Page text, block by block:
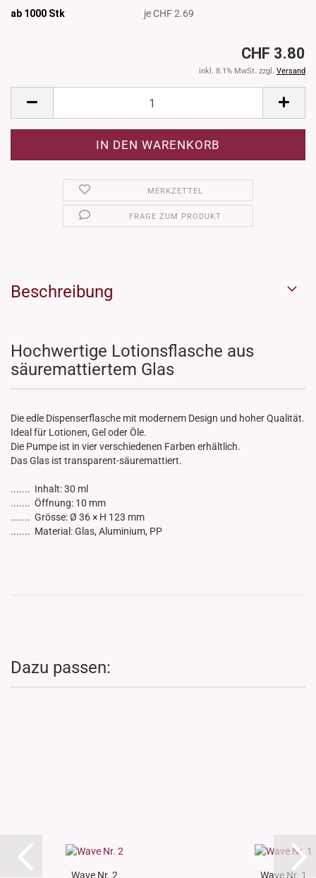
ab 1000 Stk je CHF 2.69
CHF 3.80
inkl. 8.1% MwSt. zzgl. Versand
MERKZETTEL
FRAGE ZUM PRODUKT
Beschreibung
Hochwertige Lotionsflasche aus
säuremattiertem Glas
Die edle Dispenserflasche mit modernem Design und hoher Qualität.
Ideal für Lotionen, Gel oder Öle.
Die Pumpe ist in vier verschiedenen Farben erhältlich.
Das Glas ist transparent-säuremattiert.
....... Inhalt: 30 ml
....... Öffnung: 10 mm
....... Grösse: Ø 36 × H 123 mm
....... Material: Glas, Aluminium, PP
Dazu passen:
Wave Nr. 2 Wave Nr. 1